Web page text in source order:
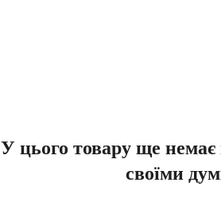
У цього товару ще немає
своїми